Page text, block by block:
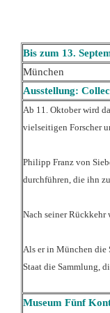
Bis zum 13.
München
Ausstellung:
Ab 11. Oktober wird
vielseitigen Forscher
Philipp Franz von
durchführen, die ihn
Nach seiner Rückkehr
Als er in München die
Staat die Sammlung,
Museum Fünf